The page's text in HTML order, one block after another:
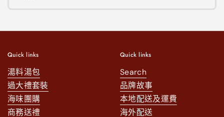
Quick links
湯料湯包
過大禮套裝
海味團購
商務送禮
Quick links
Search
品牌故事
本地配送及運費
海外配送